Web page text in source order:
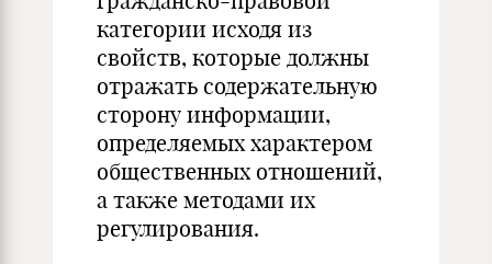
категории исходя из
свойств, которые должны
отражать содержательную
сторону информации,
определяемых характером
общественных отношений,
а также методами их
регулирования.